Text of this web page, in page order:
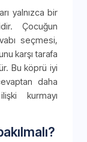
yalnızca bir
Çocuğun
seçmesi,
karşı tarafa
Bu köprü iyi
daha
kurmayı